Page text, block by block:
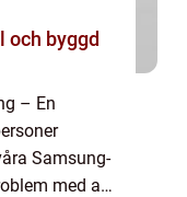
och byggd
– En
Samsung-
med att